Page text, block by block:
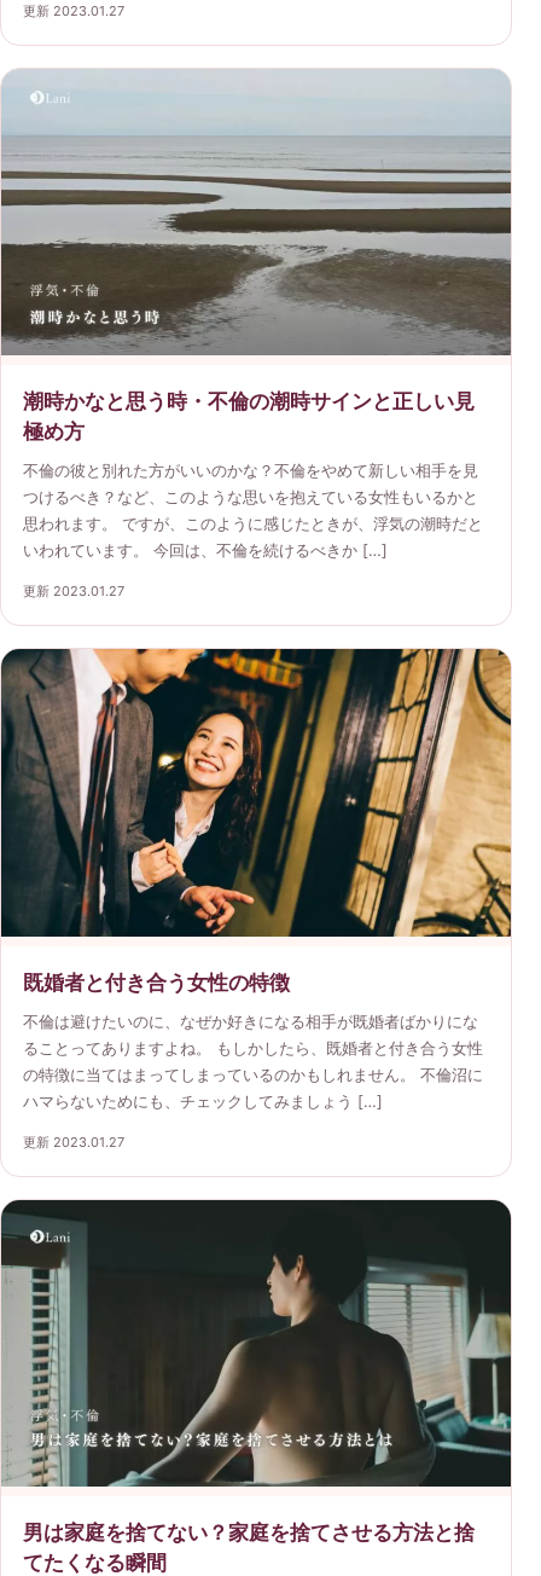
更新 2023.01.27
潮時かなと思う時・不倫の潮時サインと正しい見
極め方
不倫の彼と別れた方がいいのかな？不倫をやめて新しい相手を見
つけるべき？など、このような思いを抱えている女性もいるかと
思われます。 ですが、このように感じたときが、浮気の潮時だと
いわれています。 今回は、不倫を続けるべきか […]
更新 2023.01.27
既婚者と付き合う女性の特徴
不倫は避けたいのに、なぜか好きになる相手が既婚者ばかりにな
ることってありますよね。 もしかしたら、既婚者と付き合う女性
の特徴に当てはまってしまっているのかもしれません。 不倫沼に
ハマらないためにも、チェックしてみましょう […]
更新 2023.01.27
男は家庭を捨てない？家庭を捨てさせる方法と捨
てたくなる瞬間